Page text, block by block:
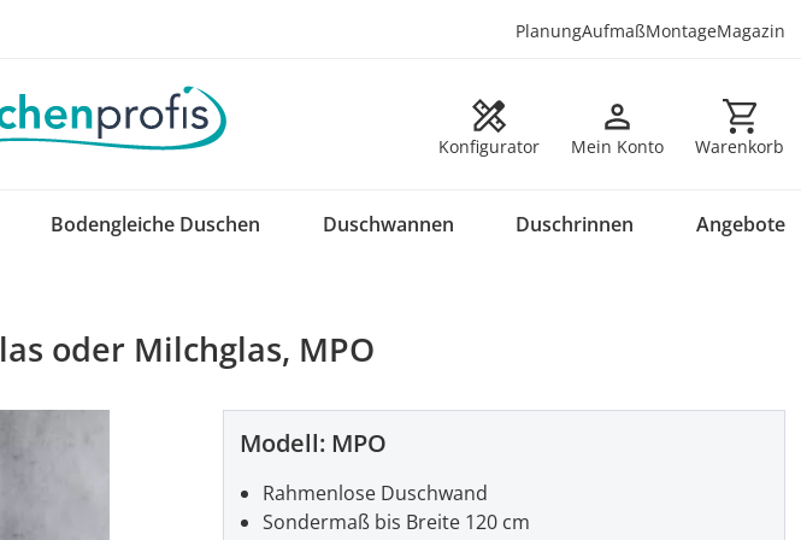
PlanungAufmaßMontageMagazin
Konfigurator Mein Konto Warenkorb
Warenkorb
Bodengleiche Duschen Duschwannen Duschrinnen Angebote
oder Milchglas, MPO
Modell: MPO
Rahmenlose Duschwand
Sondermaß bis Breite 120 cm